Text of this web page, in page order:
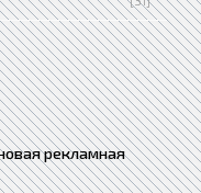
рекламная